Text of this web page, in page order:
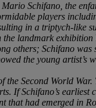
Schifano, the
players
in a triptych-
the landmark exhibition
others; Schifano
the young artist’s
Second World
If Schifano’s earliest
that had emerged in